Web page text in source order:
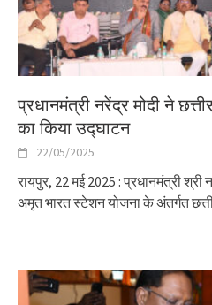
प्रधानमंत्री नरेंद्र मोदी ने
का किया उद्घाटन
22/05/2025
रायपुर, 22 मई 2025 : प्रधानमंत्री
अमृत भारत स्टेशन योजना के अंतर्गत